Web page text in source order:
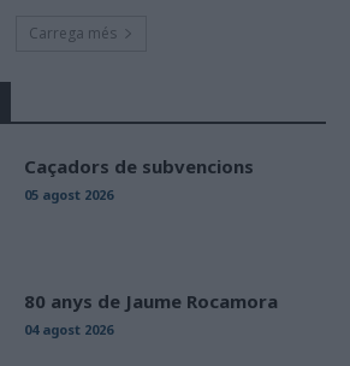
Carrega més
Caçadors de subvencions
05 agost 2026
80 anys de Jaume Rocamora
04 agost 2026